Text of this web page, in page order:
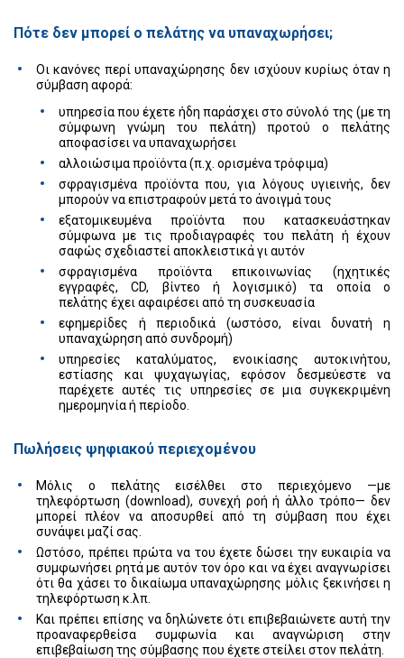
Πότε δεν μπορεί ο πελάτης να υπαναχωρήσει;
Οι κανόνες περί υπαναχώρησης δεν ισχύουν κυρίως όταν η
σύμβαση αφορά:
υπηρεσία που έχετε ήδη παράσχει στο σύνολό της (με τη
σύμφωνη γνώμη του πελάτη) προτού ο πελάτης
αποφασίσει να υπαναχωρήσει
αλλοιώσιμα προϊόντα (π.χ. ορισμένα τρόφιμα)
σφραγισμένα προϊόντα που, για λόγους υγιεινής, δεν
μπορούν να επιστραφούν μετά το άνοιγμά τους
εξατομικευμένα προϊόντα που κατασκευάστηκαν
σύμφωνα με τις προδιαγραφές του πελάτη ή έχουν
σαφώς σχεδιαστεί αποκλειστικά γι αυτόν
σφραγισμένα προϊόντα επικοινωνίας (ηχητικές
εγγραφές, CD, βίντεο ή λογισμικό) τα οποία ο
πελάτης έχει αφαιρέσει από τη συσκευασία
εφημερίδες ή περιοδικά (ωστόσο, είναι δυνατή η
υπαναχώρηση από συνδρομή)
υπηρεσίες καταλύματος, ενοικίασης αυτοκινήτου,
εστίασης και ψυχαγωγίας, εφόσον δεσμεύεστε να
παρέχετε αυτές τις υπηρεσίες σε μια συγκεκριμένη
ημερομηνία ή περίοδο.
Πωλήσεις ψηφιακού περιεχομένου
Μόλις ο πελάτης εισέλθει στο περιεχόμενο —με
τηλεφόρτωση (download), συνεχή ροή ή άλλο τρόπο— δεν
μπορεί πλέον να αποσυρθεί από τη σύμβαση που έχει
συνάψει μαζί σας.
Ωστόσο, πρέπει πρώτα να του έχετε δώσει την ευκαιρία να
συμφωνήσει ρητά με αυτόν τον όρο και να έχει αναγνωρίσει
ότι θα χάσει το δικαίωμα υπαναχώρησης μόλις ξεκινήσει η
τηλεφόρτωση κ.λπ.
Και πρέπει επίσης να δηλώνετε ότι επιβεβαιώνετε αυτή την
προαναφερθείσα συμφωνία και αναγνώριση στην
επιβεβαίωση της σύμβασης που έχετε στείλει στον πελάτη.